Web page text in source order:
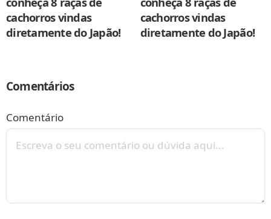
cachorros vindas
diretamente do Japão!
cachorros vindas
diretamente do Japão!
Comentários
Comentário